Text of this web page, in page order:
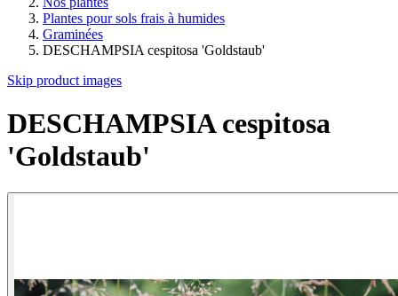
Plantes pour sols frais à humides
Graminées
DESCHAMPSIA cespitosa 'Goldstaub'
Skip product images
DESCHAMPSIA cespitosa
'Goldstaub'